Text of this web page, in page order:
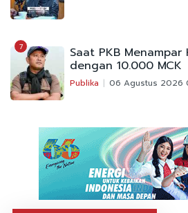
7 Saat PKB Menampar
dengan 10.000 MCK
Publika 06 Agustus 2026